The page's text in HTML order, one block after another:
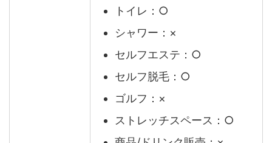
トイレ：○
シャワー：×
セルフエステ：○
セルフ脱毛：○
ゴルフ：×
ストレッチスペース：○